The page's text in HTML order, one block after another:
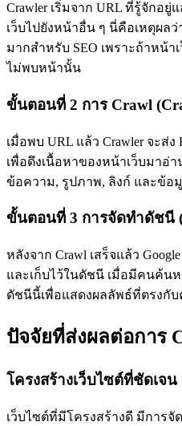
Crawler เริ่มจาก URL ที่รู้จักอ
เว็บไปยังหน้าอื่น ๆ นี่คือเหตุผลว่
มากสำหรับ SEO เพราะถ้าหน้า
ไม่พบหน้านั้น
ขั้นตอนที่ 2 การ Crawl
เมื่อพบ URL แล้ว Crawler จะส่ง
เพื่อดึงเนื้อหาของหน้าเว็บมาอ่
ข้อความ, รูปภาพ, ลิงก์ และข้อ
ขั้นตอนที่ 3 การจัดทำดัชนี
หลังจาก Crawl เสร็จแล้ว
และเก็บไว้ในดัชนี เมื่อมีคนค้น
ดัชนีนี้เพื่อแสดงผลลัพธ์ที่ตรงกั
ปัจจัยที่ส่งผลต่อการ
โครงสร้างเว็บไซต์ที่ชัดเจน
เว็บไซต์ที่มีโครงสร้างดี มีการ